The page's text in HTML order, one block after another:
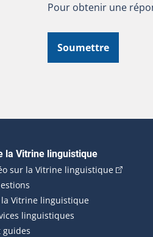
Pour obtenir une
Soumettre
principale
la Vitrine linguistique
sur la Vitrine linguistique(Cet
la Vitrine linguistique
linguistiques
guides